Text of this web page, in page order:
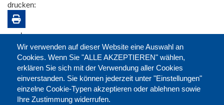
Wir verwenden auf dieser Website eine Auswahl an
Cookies. Wenn Sie "ALLE AKZEPTIEREN" wählen,
erklären Sie sich mit der Verwendung aller Cookies
einverstanden. Sie können jederzeit unter "Einstellungen"
einzelne Cookie-Typen akzeptieren oder ablehnen sowie
Ihre Zustimmung widerrufen.
drucken:
merken: